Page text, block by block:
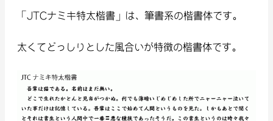
「JTCナミキ特太楷書」は、筆書系の楷書体です。
太くてどっしりとした風合いが特徴の楷書体です。